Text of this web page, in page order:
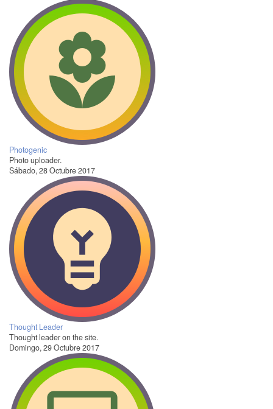
Photogenic
Photo uploader.
Sábado, 28 Octubre 2017
Thought Leader
Thought leader on the site.
Domingo, 29 Octubre 2017